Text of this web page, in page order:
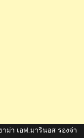
ม่า เอฟ.มารินอส รองจ่า